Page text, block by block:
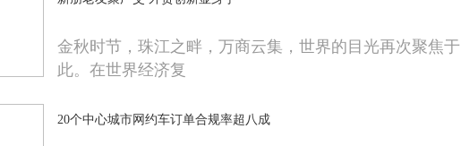
金秋时节，珠江之畔，万商云集，世界的目光再次聚焦于
此。在世界经济复
20个中心城市网约车订单合规率超八成